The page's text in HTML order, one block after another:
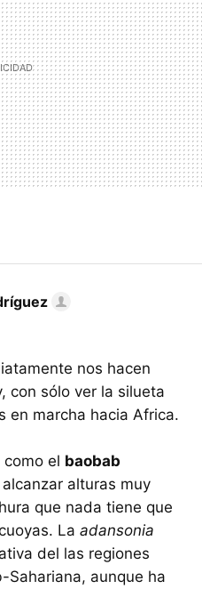
nos hacen
con sólo ver la silueta
en marcha hacia Africa.
el baobab
alturas muy
que nada tiene que
La adansonia
del las regiones
Sahariana, aunque ha